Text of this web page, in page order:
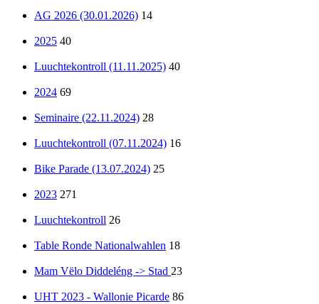
AG 2026 (30.01.2026) 14
2025 40
Luuchtekontroll (11.11.2025) 40
2024 69
Seminaire (22.11.2024) 28
Luuchtekontroll (07.11.2024) 16
Bike Parade (13.07.2024) 25
2023 271
Luuchtekontroll 26
Table Ronde Nationalwahlen 18
Mam Vëlo Diddeléng -> Stad 23
UHT 2023 - Wallonie Picarde 86